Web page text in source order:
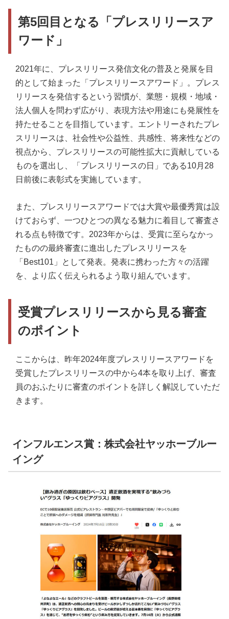
株式会社ドミノ・ピザ ジャパン
第5回目となる「プレスリリースア
ワード」
2021年に、プレスリリース発信文化の普及と発展を目
的として始まった「プレスリリースアワード」。プレス
リリースを発信するという習慣が、業態・規模・地域・
法人個人を問わず広がり、表現方法や用途にも発展性を
持たせることを目指しています。エントリーされたプレ
スリリースは、社会性や公益性、共感性、将来性などの
視点から、プレスリリースの可能性拡大に貢献している
ものを選出し、「プレスリリースの日」である10月28
日前後に表彰式を実施しています。
また、プレスリリースアワードでは大賞や最優秀賞は設
けておらず、一つひとつの異なる魅力に着目して審査さ
れる点も特徴です。2023年からは、受賞に至らなかっ
たものの最終審査に進出したプレスリリースを
「Best101」として発表。発表に携わった方々の活躍
を、より広く伝えられるよう取り組んでいます。
受賞プレスリリースから見る審査
のポイント
ここからは、昨年2024年度プレスリリースアワードを
受賞したプレスリリースの中から4本を取り上げ、審査
員のおふたりに審査のポイントを詳しく解説していただ
きます。
インフルエンス賞：株式会社ヤッホーブルー
イング